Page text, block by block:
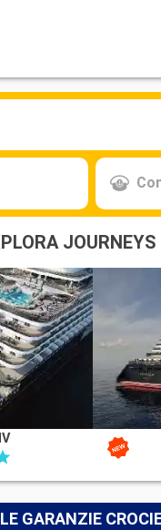
JOURNEYS
GARANZIE